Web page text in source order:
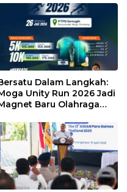
Dalam Langkah:
Unity Run 2026 Jadi
Baru Olahraga